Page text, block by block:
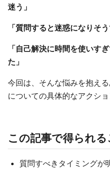
迷う」
「質問すると迷惑になりそ
「自己解決に時間を使いす
た」
今回は、そんな悩みを抱え
についての具体的なアクショ
この記事で得られる
質問すべきタイミングが